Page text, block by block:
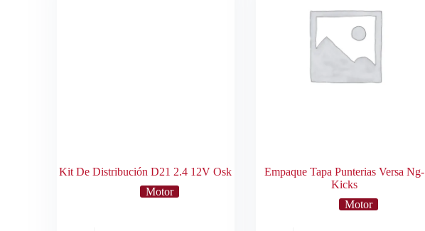
Kit De Distribución D21 2.4 12V Osk
Motor
Empaque Tapa Punterias Versa Ng-
Kicks
Motor